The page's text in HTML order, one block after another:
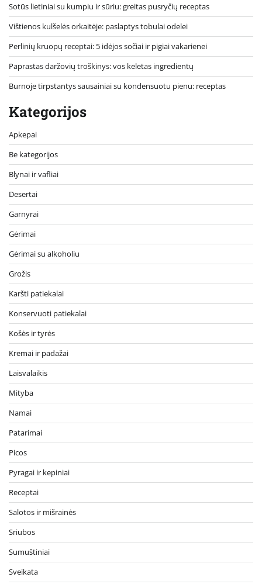
Sotūs lietiniai su kumpiu ir sūriu: greitas pusryčių receptas
Vištienos kulšelės orkaitėje: paslaptys tobulai odelei
Perlinių kruopų receptai: 5 idėjos sočiai ir pigiai vakarienei
Paprastas daržovių troškinys: vos keletas ingredientų
Burnoje tirpstantys sausainiai su kondensuotu pienu: receptas
Kategorijos
Apkepai
Be kategorijos
Blynai ir vafliai
Desertai
Garnyrai
Gėrimai
Gėrimai su alkoholiu
Grožis
Karšti patiekalai
Konservuoti patiekalai
Košės ir tyrės
Kremai ir padažai
Laisvalaikis
Mityba
Namai
Patarimai
Picos
Pyragai ir kepiniai
Receptai
Salotos ir mišrainės
Sriubos
Sumuštiniai
Sveikata